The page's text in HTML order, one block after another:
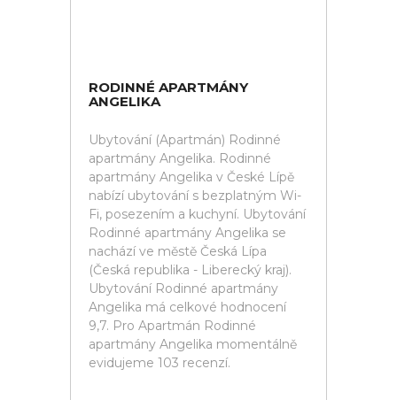
RODINNÉ APARTMÁNY
ANGELIKA
Ubytování (Apartmán) Rodinné
apartmány Angelika. Rodinné
apartmány Angelika v České Lípě
nabízí ubytování s bezplatným Wi-
Fi, posezením a kuchyní. Ubytování
Rodinné apartmány Angelika se
nachází ve městě Česká Lípa
(Česká republika - Liberecký kraj).
Ubytování Rodinné apartmány
Angelika má celkové hodnocení
9,7. Pro Apartmán Rodinné
apartmány Angelika momentálně
evidujeme 103 recenzí.